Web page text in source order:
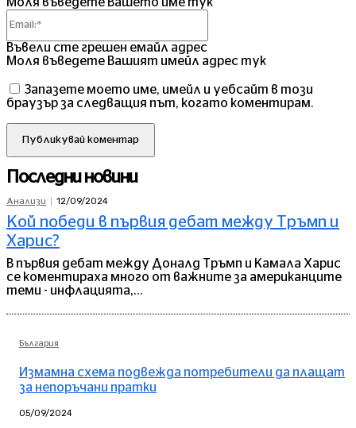
Въвели сте грешен емайл адрес
Моля въведете Вашият имейл адрес тук
Запазете моето име, имейл и уебсайт в този
браузър за следващия път, когато коментирам.
Последни новини
Анализи 12/09/2024
Кой победи в първия дебат между Тръмп и
Харис?
В първия дебат между Доналд Тръмп и Камала Харис
се коментираха много от важните за американците
теми - инфлацията,...
България
Измамна схема подвежда потребители да плащат
за непоръчани пратки
05/09/2024